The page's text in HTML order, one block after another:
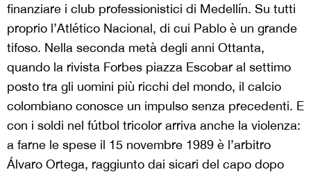
finanziare i club professionistici di Medellín. Su tutti
proprio l’Atlético Nacional, di cui Pablo è un grande
tifoso. Nella seconda metà degli anni Ottanta,
quando la rivista Forbes piazza Escobar al settimo
posto tra gli uomini più ricchi del mondo, il calcio
colombiano conosce un impulso senza precedenti. E
con i soldi nel fútbol tricolor arriva anche la violenza:
a farne le spese il 15 novembre 1989 è l’arbitro
Álvaro Ortega, raggiunto dai sicari del capo dopo